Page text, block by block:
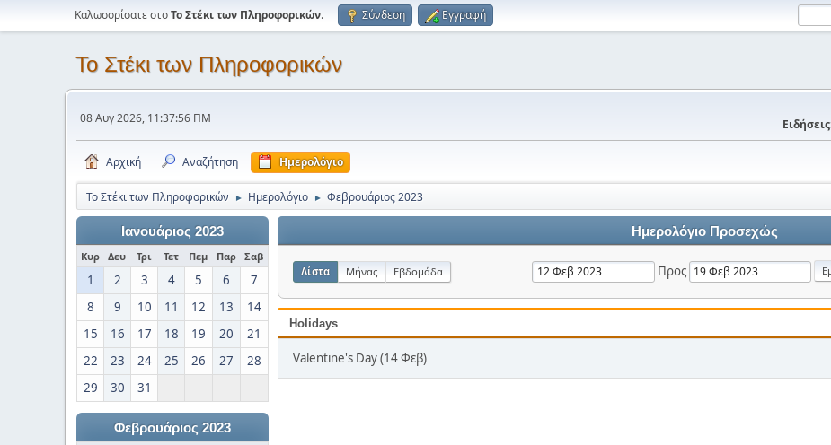
Καλωσορίσατε στοΤο Στέκι των Πληροφορικών. Σύνδεση Εγγραφή
Το Στέκι των Πληροφορικών
08 Αυγ 2026, 11:37:56 ΠΜ
Αρχική Αναζήτηση Ημερολόγιο
Το Στέκι των Πληροφορικών ► Ημερολόγιο ► Φεβρουάριος 2023
Ιανουάριος 2023
Κυρ Δευ Τρι Τετ Πεμ Παρ Σαβ
1 2 3 4 5 6
7
8
9 10 11 12 13
14
15
16 17 18 19 20
21
22
23 24 25 26 27
28
29
30 31
Φεβρουάριος 2023
Ημερολόγιο Προσεχώς
Λίστα Μήνας Εβδομάδα Προς
Holidays
Valentine's Day (14 Φεβ)